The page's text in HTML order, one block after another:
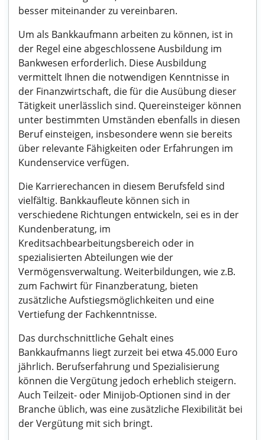
besser miteinander zu vereinbaren.
Um als Bankkaufmann arbeiten zu können, ist in
der Regel eine abgeschlossene Ausbildung im
Bankwesen erforderlich. Diese Ausbildung
vermittelt Ihnen die notwendigen Kenntnisse in
der Finanzwirtschaft, die für die Ausübung dieser
Tätigkeit unerlässlich sind. Quereinsteiger können
unter bestimmten Umständen ebenfalls in diesen
Beruf einsteigen, insbesondere wenn sie bereits
über relevante Fähigkeiten oder Erfahrungen im
Kundenservice verfügen.
Die Karrierechancen in diesem Berufsfeld sind
vielfältig. Bankkaufleute können sich in
verschiedene Richtungen entwickeln, sei es in der
Kundenberatung, im
Kreditsachbearbeitungsbereich oder in
spezialisierten Abteilungen wie der
Vermögensverwaltung. Weiterbildungen, wie z.B.
zum Fachwirt für Finanzberatung, bieten
zusätzliche Aufstiegsmöglichkeiten und eine
Vertiefung der Fachkenntnisse.
Das durchschnittliche Gehalt eines
Bankkaufmanns liegt zurzeit bei etwa 45.000 Euro
jährlich. Berufserfahrung und Spezialisierung
können die Vergütung jedoch erheblich steigern.
Auch Teilzeit- oder Minijob-Optionen sind in der
Branche üblich, was eine zusätzliche Flexibilität bei
der Vergütung mit sich bringt.